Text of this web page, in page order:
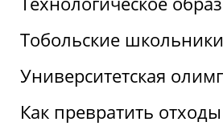
Тобольские
Университетская
Как превратить